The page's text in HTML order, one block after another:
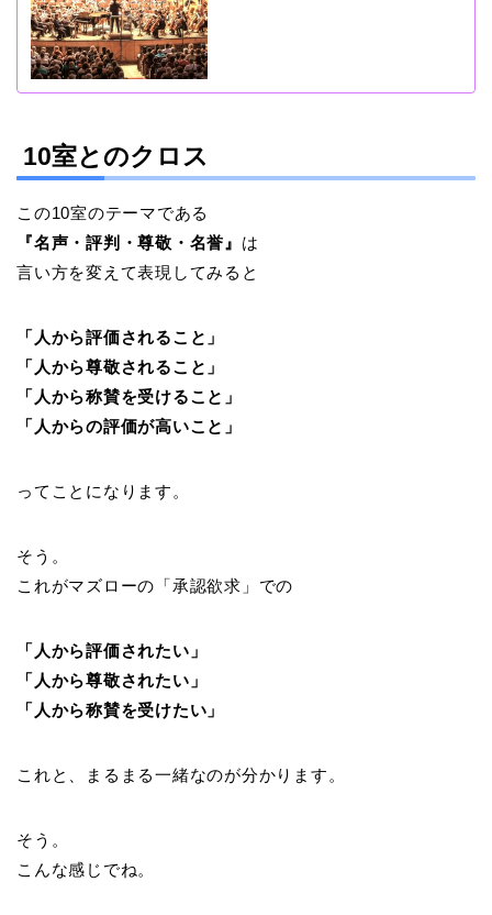
10室とのクロス
この10室のテーマである
『名声・評判・尊敬・名誉』 は
言い方を変えて表現してみると
「人から評価されること」
「人から尊敬されること」
「人から称賛を受けること」
「人からの評価が高いこと」
ってことになります。
そう。
これがマズローの「承認欲求」での
「人から評価されたい」
「人から尊敬されたい」
「人から称賛を受けたい」
これと、まるまる一緒なのが分かります。
そう。
こんな感じでね。